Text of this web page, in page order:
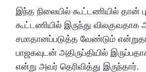
இந்த நிலையில் கூட்டணியில் தான்
கூட்டணியில் இருந்து
சமாதானப்படுத்த வேண்டும்
பாஜகவுடன் அதிருப்தியில்
என்று அவர் தெரிவித்து இருந்தார்.